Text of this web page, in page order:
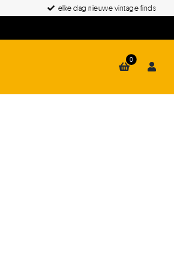
elke dag nieuwe vintage finds
0